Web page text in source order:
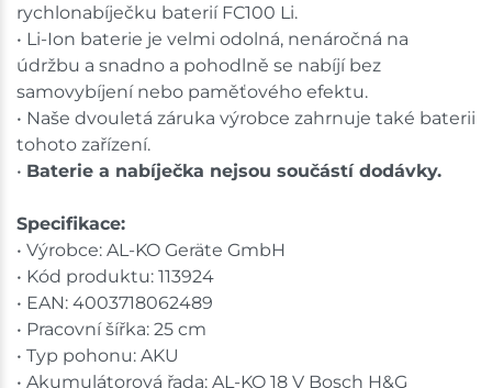
rychlonabíječku baterií FC100 Li.
• Li-Ion baterie je velmi odolná, nenáročná na
údržbu a snadno a pohodlně se nabíjí bez
samovybíjení nebo paměťového efektu.
• Naše dvouletá záruka výrobce zahrnuje také baterii
tohoto zařízení.
• Baterie a nabíječka nejsou součástí dodávky.
Specifikace:
• Výrobce: AL-KO Geräte GmbH
• Kód produktu: 113924
• EAN: 4003718062489
• Pracovní šířka: 25 cm
• Typ pohonu: AKU
• Akumulátorová řada: AL-KO 18 V Bosch H&G